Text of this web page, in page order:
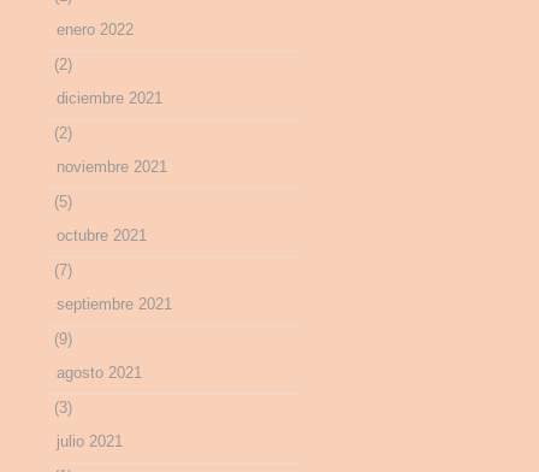
enero 2022
(2)
diciembre 2021
(2)
noviembre 2021
(5)
octubre 2021
(7)
septiembre 2021
(9)
agosto 2021
(3)
julio 2021